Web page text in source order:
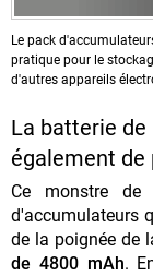
Le pack
pratique pour le
d'autres appareils
La batterie de
également de
Ce monstre
d'accumulateurs
de la poignée de
de 4800 mAh.